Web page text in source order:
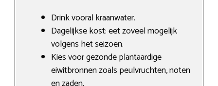
Drink vooral kraanwater.
Dagelijkse kost: eet zoveel mogelijk
volgens het seizoen.
Kies voor gezonde plantaardige
eiwitbronnen zoals peulvruchten, noten